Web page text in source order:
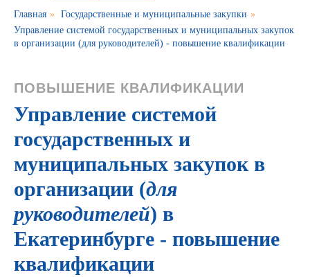
Главная » Государственные и муниципальные закупки »
Управление системой государственных и муниципальных закупок
в организации (для руководителей) - повышение квалификации
ПОВЫШЕНИЕ КВАЛИФИКАЦИИ
Управление системой
государственных и
муниципальных закупок в
организации (для
руководителей) в
Екатеринбурге - повышение
квалификации